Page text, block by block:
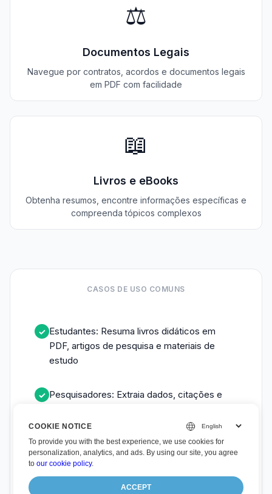
⚖️
Documentos Legais
Navegue por contratos, acordos e documentos legais
em PDF com facilidade
📖
Livros e eBooks
Obtenha resumos, encontre informações específicas e
compreenda tópicos complexos
CASOS DE USO COMUNS
✓ Estudantes: Resuma livros didáticos em
PDF, artigos de pesquisa e materiais de
estudo
✓ Pesquisadores: Extraia dados, citações e
✓ Profissionais: Analise relatórios PDF,
contratos e documentos comerciais
COOKIE NOTICE
To provide you with the best experience, we use cookies for
personalization, analytics, and ads. By using our site, you agree
toour cookie policy.
ACCEPT